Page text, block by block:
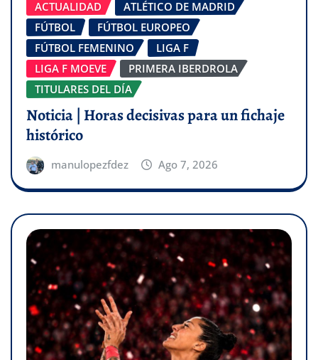
ACTUALIDAD
ATLÉTICO DE MADRID
FÚTBOL
FÚTBOL EUROPEO
FÚTBOL FEMENINO
LIGA F
LIGA F MOEVE
PRIMERA IBERDROLA
TITULARES DEL DÍA
Noticia | Horas decisivas para un fichaje
histórico
manulopezfdez Ago 7, 2026